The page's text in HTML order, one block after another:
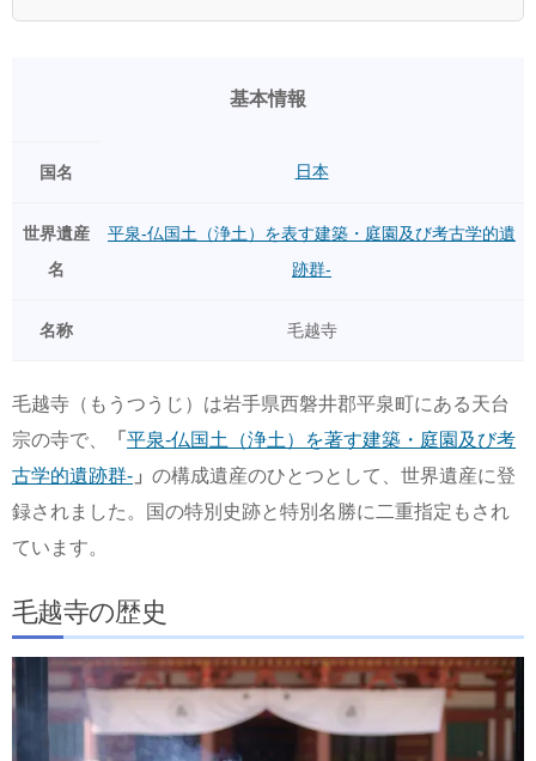
基本情報
国名 日本
世界遺産
名
平泉-仏国土（浄土）を表す建築・庭園及び考古学的遺
跡群-
名称 毛越寺
毛越寺（もうつうじ）は岩手県西磐井郡平泉町にある天台
宗の寺で、
「 平泉-仏国土（浄土）を著す建築・庭園及び考
古学的遺跡群- 」 の構成遺産のひとつとして、世界遺産に登
録されました。国の特別史跡と特別名勝に二重指定もされ
ています。
毛越寺の歴史